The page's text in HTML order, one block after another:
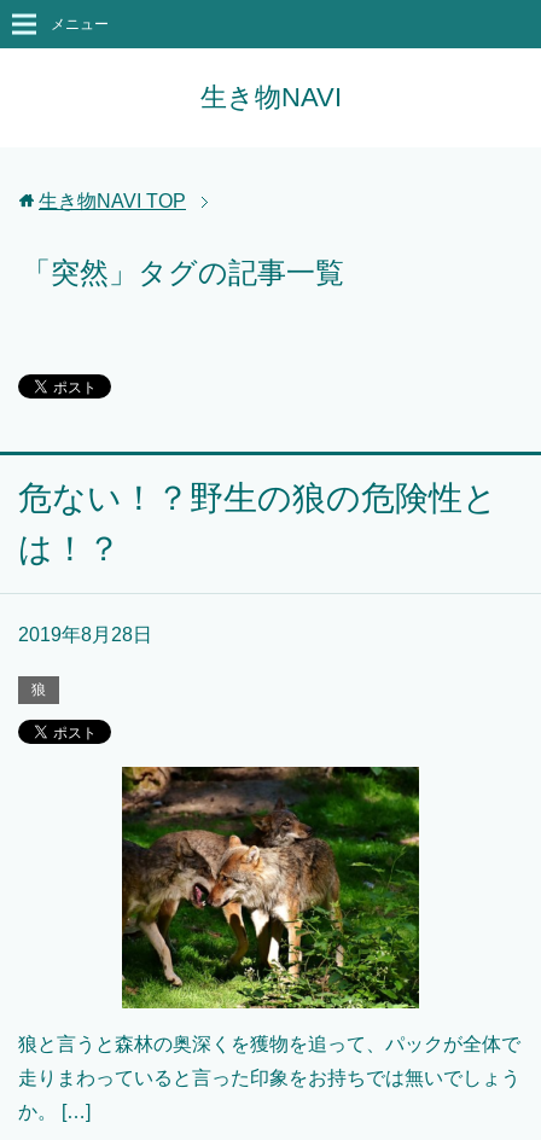
生き物NAVI
メニュー
生き物NAVI TOP
「突然」タグの記事一覧
危ない！？野生の狼の危険性と
は！？
2019年8月28日
狼
狼と言うと森林の奥深くを獲物を追って、パックが全体で
走りまわっていると言った印象をお持ちでは無いでしょう
か。 […]